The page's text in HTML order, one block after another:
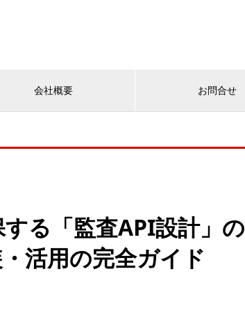
会社概要 お問合せ
る「監査API設計」の
活用の完全ガイド